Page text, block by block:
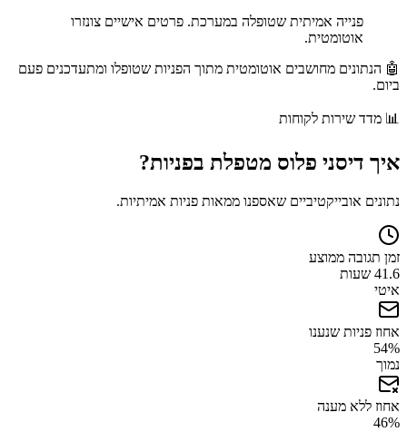
פנייה אמיתית שטופלה במערכת. פרטים אישיים צונזרו
אוטומטית.
🤖 הנתונים מחושבים אוטומטית מתוך הפניות שטופלו ומתעדכנים פעם
ביום.
📊 מדד שירות לקוחות
איך דיסני פלוס מטפלת בפניות?
נתונים אובייקטיביים שאספנו ממאות פניות אמיתיות.
זמן תגובה ממוצע
41.6 שעות
איטי
אחוז פניות שנענו
54%
נמוך
אחוז ללא מענה
46%